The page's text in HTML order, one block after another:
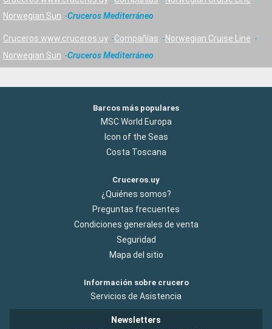
Norwegian Sun
Cruceros Mediterráneo
Cruceros www.cruceros.uy Compañías
Norwegian Cruise Line
Norwegian Sun
Cruceros Mediterráneo
Barcos más populares
MSC World Europa
Icon of the Seas
Costa Toscana
Cruceros.uy
¿Quiénes somos?
Preguntas frecuentes
Condiciones generales de venta
Seguridad
Mapa del sitio
Información sobre crucero
Servicios de Asistencia
Newsletters